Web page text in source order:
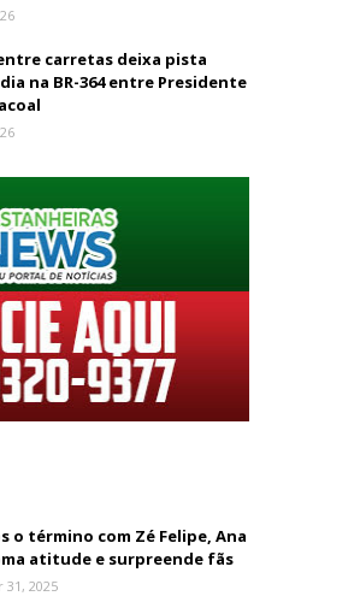
carretas deixa pista
na BR-364 entre Presidente
o término com Zé Felipe, Ana
atitude e surpreende fãs
2025